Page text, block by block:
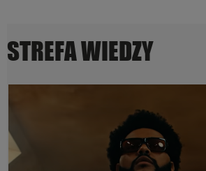
STREFA WIEDZY